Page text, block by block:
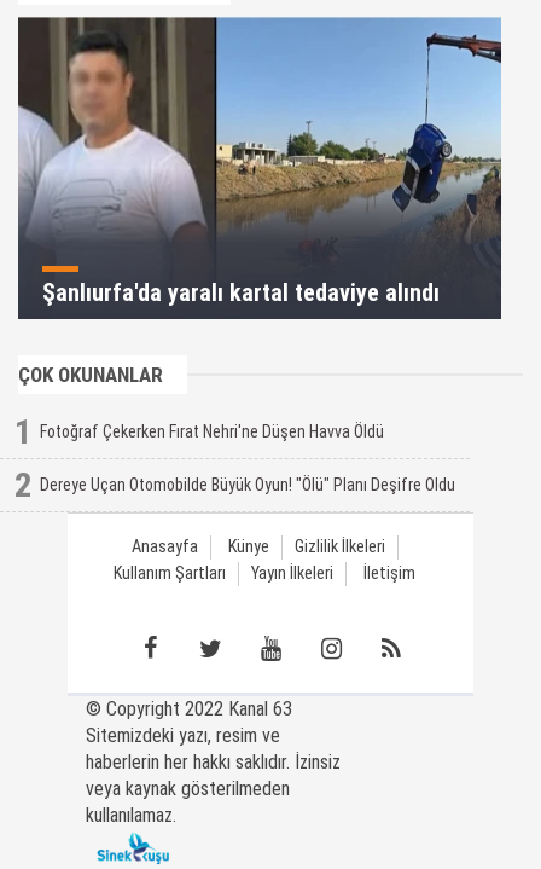
Şanlıurfa'da yaralı kartal tedaviye alındı
ÇOK OKUNANLAR
1 Fotoğraf Çekerken Fırat Nehri'ne Düşen Havva Öldü
2 Dereye Uçan Otomobilde Büyük Oyun! "Ölü" Planı Deşifre Oldu
Anasayfa Künye
Gizlilik İlkeleri
Kullanım Şartları
Yayın İlkeleri İletişim
© Copyright 2022 Kanal 63
Sitemizdeki yazı, resim ve
haberlerin her hakkı saklıdır. İzinsiz
veya kaynak gösterilmeden
kullanılamaz.